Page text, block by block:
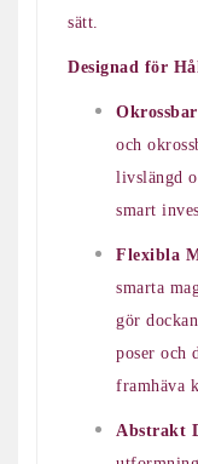
sätt.
Designad för
och
livslängd
smart
Flexibla
smarta
gör
poser och
framhäva
Abstrakt